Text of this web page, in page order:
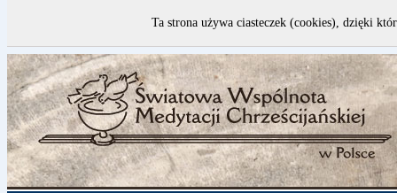
Ta strona używa ciasteczek (cookies), dzięki